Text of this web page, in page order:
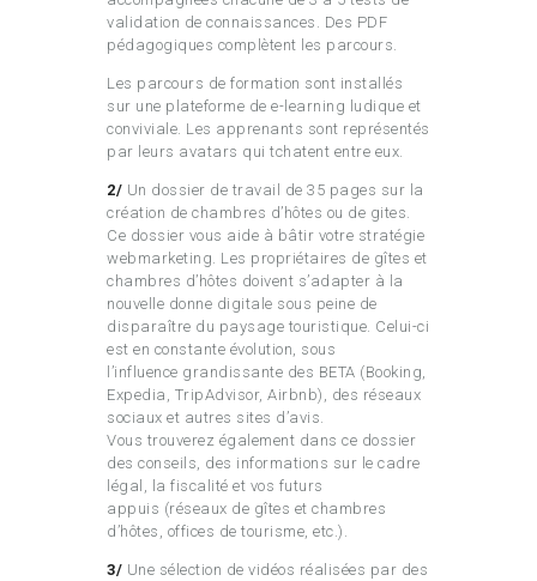
validation de connaissances. Des PDF
pédagogiques complètent les parcours.
Les parcours de formation sont installés
sur une plateforme de e-learning ludique et
conviviale. Les apprenants sont représentés
par leurs avatars qui tchatent entre eux.
2/ Un dossier de travail de 35 pages sur la
création de chambres d’hôtes ou de gites.
Ce dossier vous aide à bâtir votre stratégie
webmarketing. Les propriétaires de gîtes et
chambres d’hôtes doivent s’adapter à la
nouvelle donne digitale sous peine de
disparaître du paysage touristique. Celui-ci
est en constante évolution, sous
l’influence grandissante des BETA (Booking,
Expedia, TripAdvisor, Airbnb), des réseaux
sociaux et autres sites d’avis.
Vous trouverez également dans ce dossier
des conseils, des informations sur le cadre
légal, la fiscalité et vos futurs
appuis (réseaux de gîtes et chambres
d’hôtes, offices de tourisme, etc.).
3/ Une sélection de vidéos réalisées par des